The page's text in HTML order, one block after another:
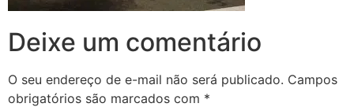
Deixe um comentário
O seu endereço de e-mail não será publicado. Campos
obrigatórios são marcados com *